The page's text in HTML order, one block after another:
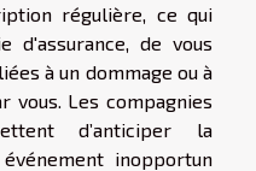
régulière, ce qui
d'assurance, de vous
à un dommage ou à
vous. Les compagnies
d’anticiper la
inopportun